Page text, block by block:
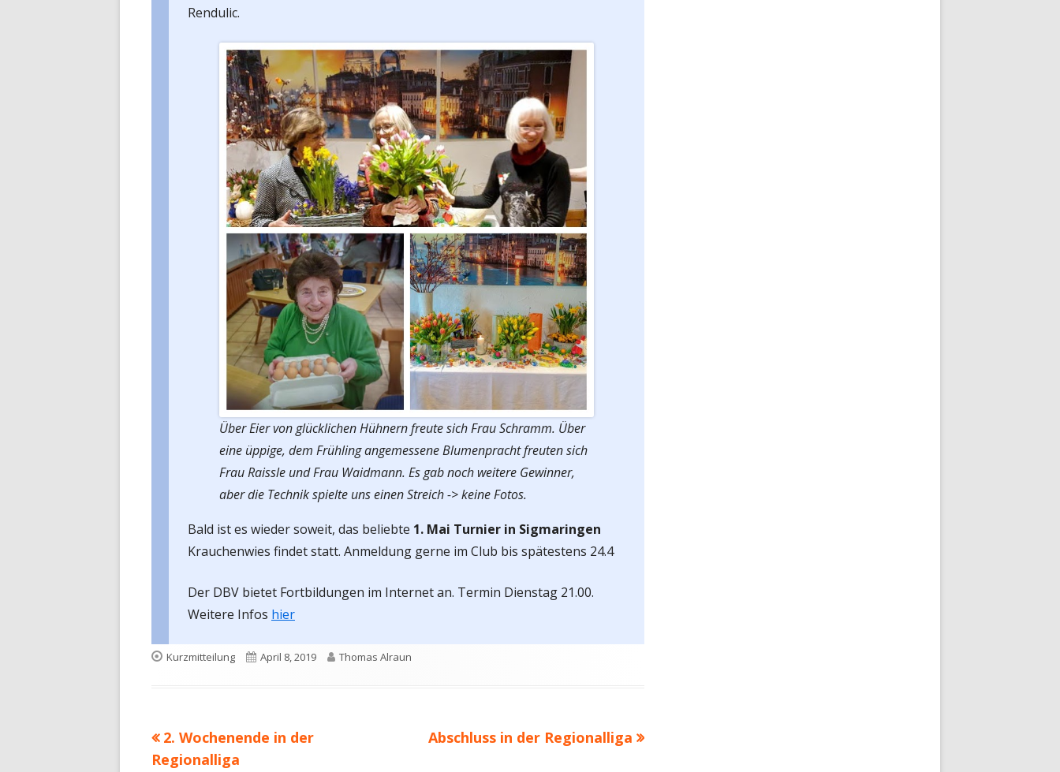
Rendulic.
Über Eier von glücklichen Hühnern freute sich Frau Schramm. Über
eine üppige, dem Frühling angemessene Blumenpracht freuten sich
Frau Raissle und Frau Waidmann. Es gab noch weitere Gewinner,
aber die Technik spielte uns einen Streich -> keine Fotos.
Bald ist es wieder soweit, das beliebte 1. Mai Turnier in Sigmaringen
Krauchenwies findet statt. Anmeldung gerne im Club bis spätestens 24.4
Der DBV bietet Fortbildungen im Internet an. Termin Dienstag 21.00.
Weitere Infos hier
Format
Kurzmitteilung
Veröffentlicht
April 8, 2019 Autor
Thomas Alraun
Beitragsnavigation
Vorheriger
Beitrag:
2. Wochenende in der
Regionalliga
Nächster
Abschluss in der Regionalliga